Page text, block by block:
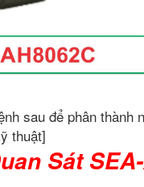
sau để phân thành
thuật]
Sát